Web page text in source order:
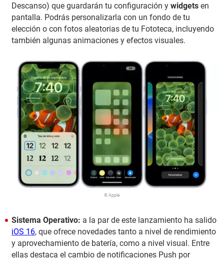
Descanso) que guardarán tu configuración y widgets en
pantalla. Podrás personalizarla con un fondo de tu
elección o con fotos aleatorias de tu Fototeca, incluyendo
también algunas animaciones y efectos visuales.
© Apple
Sistema Operativo: a la par de este lanzamiento ha salido
iOS 16, que ofrece novedades tanto a nivel de rendimiento
y aprovechamiento de batería, como a nivel visual. Entre
ellas destaca el cambio de notificaciones Push por